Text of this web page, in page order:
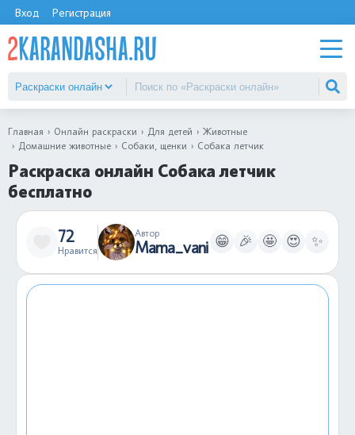
Вход Регистрация
Главная Онлайн раскраски Для детей
Животные
Домашние животные
Собаки, щенки Собака летчик
Раскраска онлайн Собака летчик
бесплатно
72
Нравится
Автор
Mama_vani 😁 🎉 🤩 😍 ✨